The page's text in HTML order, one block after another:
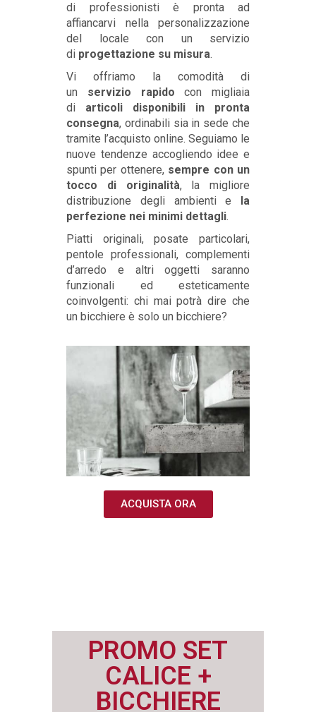
di professionisti è pronta ad
affiancarvi nella personalizzazione
del locale con un servizio
di progettazione su misura.
Vi offriamo la comodità di
un servizio rapido con migliaia
di articoli disponibili in pronta
consegna, ordinabili sia in sede che
tramite l’acquisto online. Seguiamo le
nuove tendenze accogliendo idee e
spunti per ottenere, sempre con un
tocco di originalità, la migliore
distribuzione degli ambienti e
la
perfezione nei minimi dettagli.
Piatti originali, posate particolari,
pentole professionali, complementi
d’arredo e altri oggetti saranno
funzionali ed esteticamente
coinvolgenti: chi mai potrà dire che
un bicchiere è solo un bicchiere?
ACQUISTA ORA
PROMO SET
CALICE +
BICCHIERE